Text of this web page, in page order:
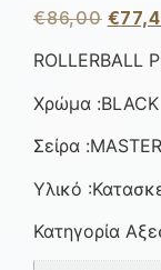
€86,00 €
ROLLERBALL
Χρώμα :BLACK
Σείρα
Υλικό
Κατηγορία